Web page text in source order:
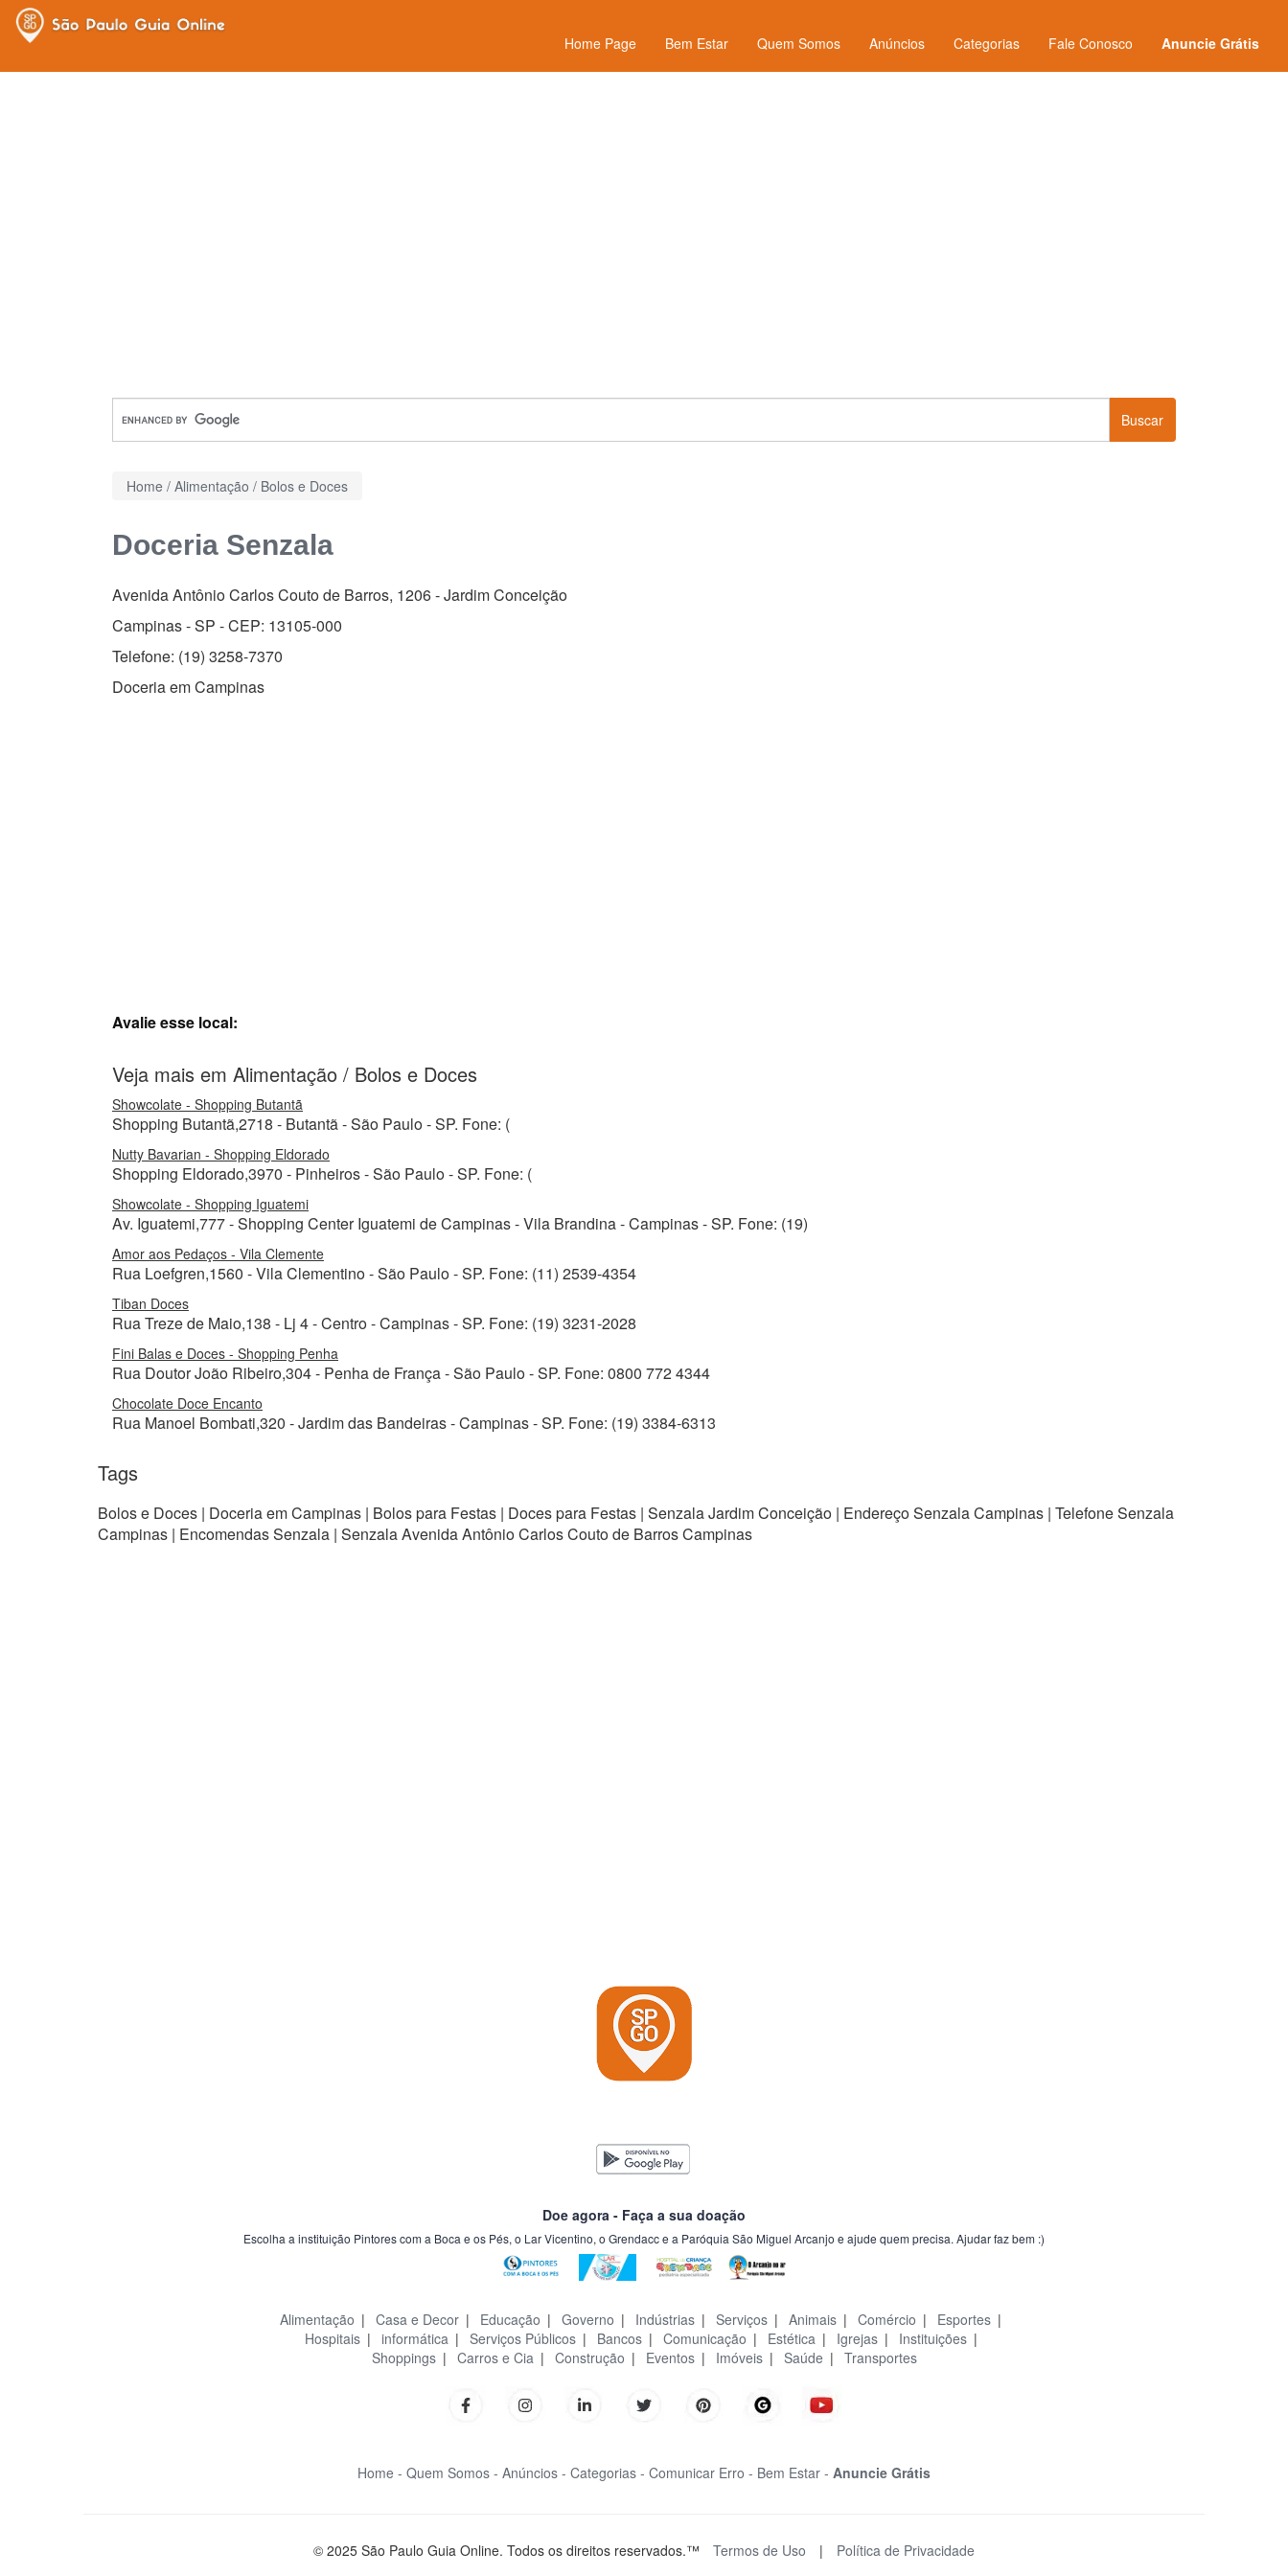
Home Page Bem Estar Quem Somos Anúncios Categorias Fale Conosco Anuncie Grátis
Buscar
Home / Alimentação / Bolos e Doces
Doceria Senzala
Avenida Antônio Carlos Couto de Barros, 1206-Jardim Conceição
Campinas - SP - CEP: 13105-000
Telefone: (19) 3258-7370
Doceria em Campinas
Avalie esse local:
Veja mais em Alimentação / Bolos e Doces
Showcolate - Shopping Butantã
Shopping Butantã,2718 - Butantã - São Paulo - SP. Fone: (
Nutty Bavarian - Shopping Eldorado
Shopping Eldorado,3970 - Pinheiros - São Paulo - SP. Fone: (
Showcolate - Shopping Iguatemi
Av. Iguatemi,777 - Shopping Center Iguatemi de Campinas - Vila Brandina - Campinas - SP. Fone: (19)
Amor aos Pedaços - Vila Clemente
Rua Loefgren,1560 - Vila Clementino - São Paulo - SP. Fone: (11) 2539-4354
Tiban Doces
Rua Treze de Maio,138 - Lj 4 - Centro - Campinas - SP. Fone: (19) 3231-2028
Fini Balas e Doces - Shopping Penha
Rua Doutor João Ribeiro,304 - Penha de França - São Paulo - SP. Fone: 0800 772 4344
Chocolate Doce Encanto
Rua Manoel Bombati,320 - Jardim das Bandeiras - Campinas - SP. Fone: (19) 3384-6313
Tags
Bolos e Doces | Doceria em Campinas | Bolos para Festas | Doces para Festas | Senzala Jardim Conceição | Endereço Senzala Campinas | Telefone Senzala
Campinas | Encomendas Senzala | Senzala Avenida Antônio Carlos Couto de Barros Campinas
Doe agora - Faça a sua doação
Escolha a instituição Pintores com a Boca e os Pés, o Lar Vicentino, o Grendacc e a Paróquia São Miguel Arcanjo e ajude quem precisa. Ajudar faz bem :)
Alimentação | Casa e Decor | Educação | Governo | Indústrias | Serviços | Animais | Comércio | Esportes |
Hospitais| informática| Serviços Públicos| Bancos| Comunicação | Estética| Igrejas| Instituições|
Shoppings| Carros e Cia| Construção | Eventos| Imóveis| Saúde | Transportes
Home - Quem Somos - Anúncios - Categorias - Comunicar Erro - Bem Estar - Anuncie Grátis
© 2025 São Paulo Guia Online. Todos os direitos reservados.™ Termos de Uso | Política de Privacidade